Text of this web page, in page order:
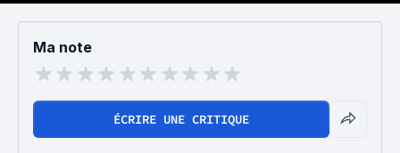
Ma note
ÉCRIRE UNE CRITIQUE